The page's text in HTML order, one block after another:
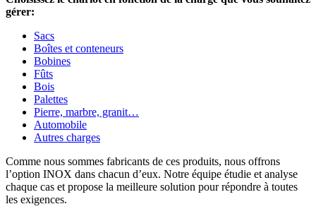
gérer:
Sacs
Boîtes et conteneurs
Bobines
Fûts
Bois
Palettes
Pierre, marbre, granit…
Automobile
Autres charges
Comme nous sommes fabricants de ces produits, nous offrons
l’option INOX dans chacun d’eux. Notre équipe étudie et analyse
chaque cas et propose la meilleure solution pour répondre à toutes
les exigences.